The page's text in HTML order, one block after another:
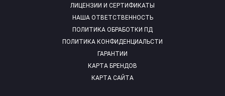
ЛИЦЕНЗИИ И СЕРТИФИКАТЫ
НАША ОТВЕТСТВЕННОСТЬ
ПОЛИТИКА ОБРАБОТКИ ПД
ПОЛИТИКА КОНФИДЕНЦИАЛЬСТИ
ГАРАНТИИ
КАРТА БРЕНДОВ
КАРТА САЙТА